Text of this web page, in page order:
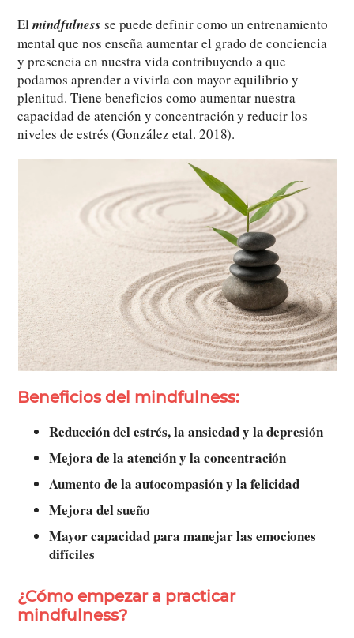
Elmindfulness se puede definir como un entrenamiento
mental que nos enseña aumentar el grado de conciencia
y presencia en nuestra vida contribuyendo a que
podamos aprender a vivirla con mayor equilibrio y
plenitud. Tiene beneficios como aumentar nuestra
capacidad de atención y concentración y reducir los
niveles de estrés (González etal. 2018).
Beneficios del mindfulness:
Reducción del estrés, la ansiedad y la depresión
Mejora de la atención y la concentración
Aumento de la autocompasión y la felicidad
Mejora del sueño
Mayor capacidad para manejar las emociones
difíciles
¿Cómo empezar a practicar
mindfulness?